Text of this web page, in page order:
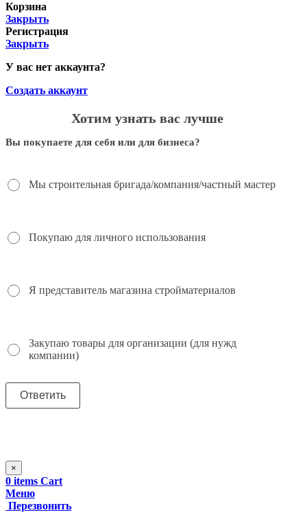
Корзина
Закрыть
Регистрация
Закрыть
У вас нет аккаунта?
Создать аккаунт
Хотим узнать вас лучше
Вы покупаете для себя или для бизнеса?
Мы строительная бригада/компания/частный мастер
Покупаю для личного использования
Я представитель магазина стройматериалов
Закупаю товары для организации (для нужд
компании)
×
0 items Cart
Меню
Перезвонить